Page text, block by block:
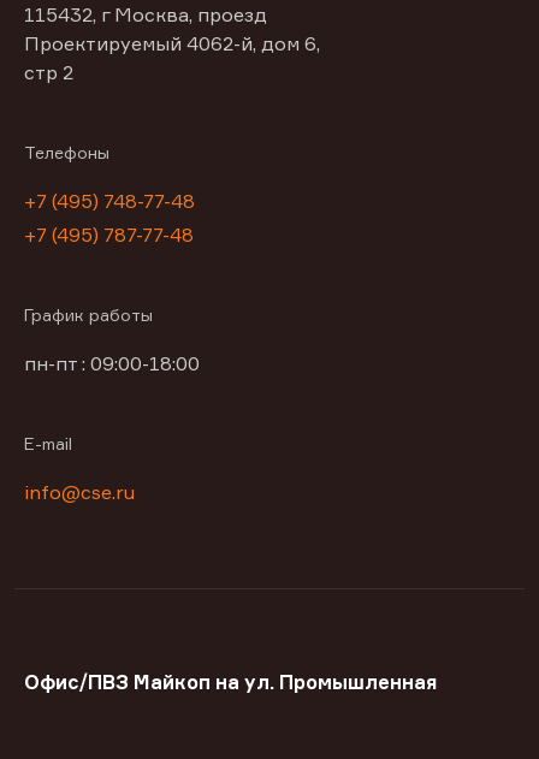
115432, г Москва, проезд
Проектируемый 4062-й, дом 6,
стр 2
Телефоны
+7 (495) 748-77-48
+7 (495) 787-77-48
График работы
пн-пт : 09:00-18:00
E-mail
info@cse.ru
Офис/ПВЗ Майкоп на ул. Промышленная